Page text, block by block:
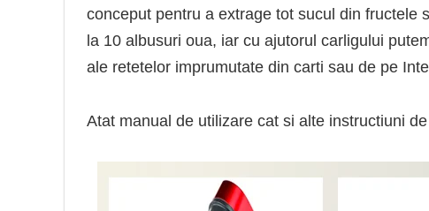
conceput pentru a extrage tot sucul din fructele
la 10 albusuri oua, iar cu ajutorul carligului
ale retetelor imprumutate din carti sau de pe
Atat manual de utilizare cat si alte instructiuni